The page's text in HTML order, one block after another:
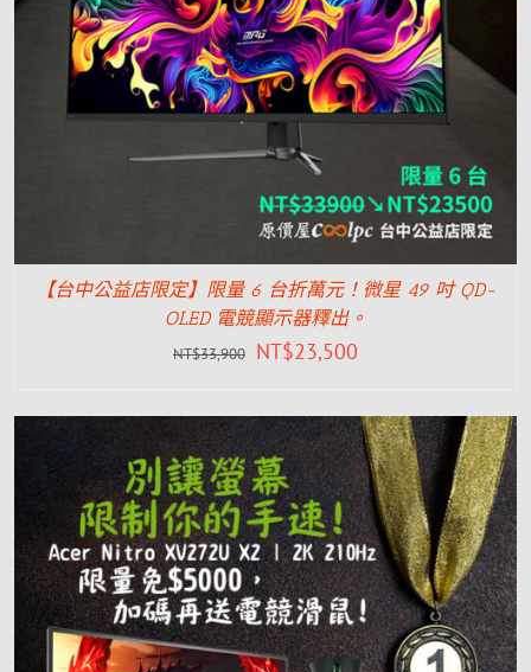
【台中公益店限定】限量 6 台折萬元！微星 49 吋 QD-
OLED 電競顯示器釋出。
NT$33,900 NT$23,500